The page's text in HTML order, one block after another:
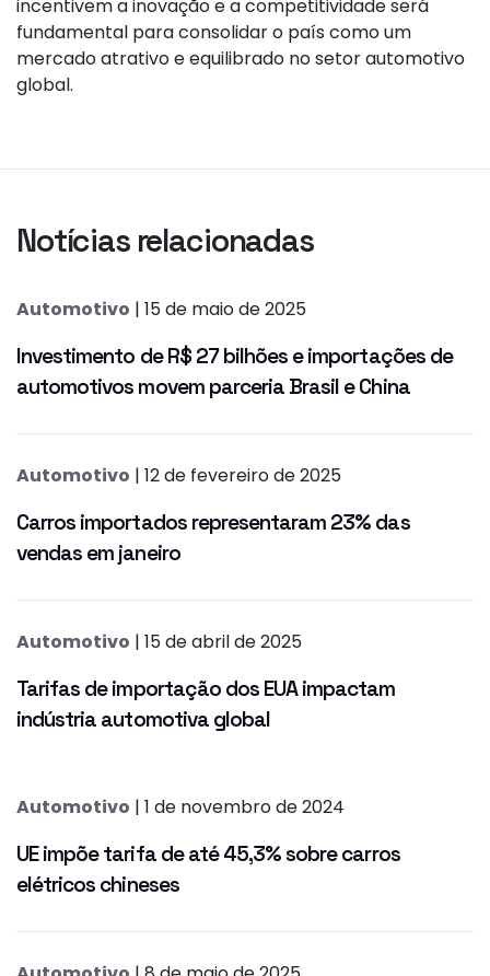
incentivem a inovação e a competitividade será
fundamental para consolidar o país como um
mercado atrativo e equilibrado no setor automotivo
global.
Notícias relacionadas
Automotivo | 15 de maio de 2025
Investimento de R$ 27 bilhões e importações de
automotivos movem parceria Brasil e China
Automotivo | 12 de fevereiro de 2025
Carros importados representaram 23% das
vendas em janeiro
Automotivo | 15 de abril de 2025
Tarifas de importação dos EUA impactam
indústria automotiva global
Automotivo | 1 de novembro de 2024
UE impõe tarifa de até 45,3% sobre carros
elétricos chineses